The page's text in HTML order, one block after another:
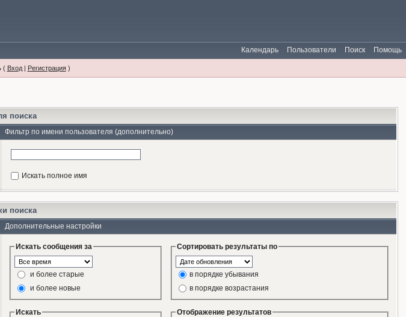
Помощь
Поиск
Пользователи
Календарь
( Вход| Регистрация)
поиска
Фильтр по имени пользователя (дополнительно)
Искать полное имя
поиска
Дополнительные настройки
Искать сообщения за
и более старые
и более новые
Сортировать результаты по
в порядке убывания
в порядке возрастания
Искать
Отображение результатов